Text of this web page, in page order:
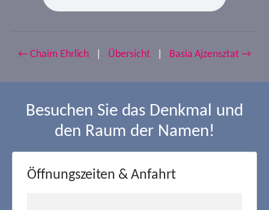
← Chaim Ehrlich Übersicht Basia Ajzensztat →
Besuchen Sie das Denkmal und
den Raum der Namen!
Öffnungszeiten & Anfahrt